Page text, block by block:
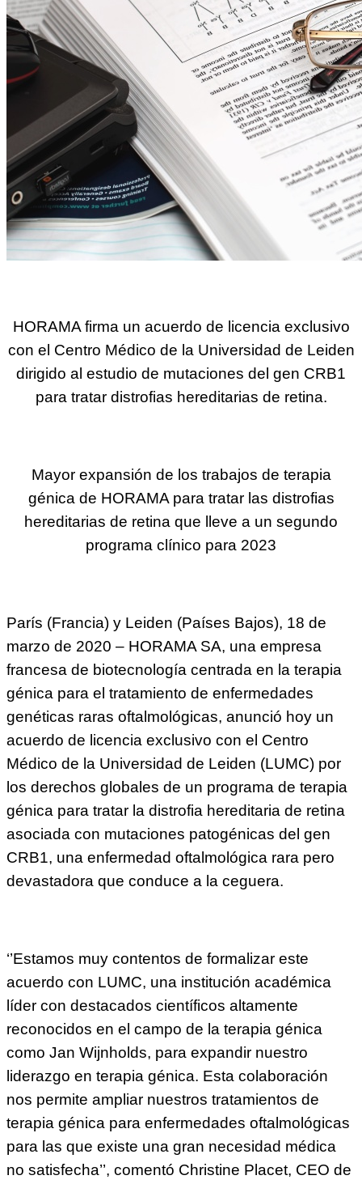
HORAMA firma un acuerdo de licencia exclusivo
con el Centro Médico de la Universidad de Leiden
dirigido al estudio de mutaciones del gen CRB1
para tratar distrofias hereditarias de retina.
Mayor expansión de los trabajos de terapia
génica de HORAMA para tratar las distrofias
hereditarias de retina que lleve a un segundo
programa clínico para 2023
París (Francia) y Leiden (Países Bajos), 18 de
marzo de 2020 – HORAMA SA, una empresa
francesa de biotecnología centrada en la terapia
génica para el tratamiento de enfermedades
genéticas raras oftalmológicas, anunció hoy un
acuerdo de licencia exclusivo con el Centro
Médico de la Universidad de Leiden (LUMC) por
los derechos globales de un programa de terapia
génica para tratar la distrofia hereditaria de retina
asociada con mutaciones patogénicas del gen
CRB1, una enfermedad oftalmológica rara pero
devastadora que conduce a la ceguera.
‘’Estamos muy contentos de formalizar este
acuerdo con LUMC, una institución académica
líder con destacados científicos altamente
reconocidos en el campo de la terapia génica
como Jan Wijnholds, para expandir nuestro
liderazgo en terapia génica. Esta colaboración
nos permite ampliar nuestros tratamientos de
terapia génica para enfermedades oftalmológicas
para las que existe una gran necesidad médica
no satisfecha’’, comentó Christine Placet, CEO de